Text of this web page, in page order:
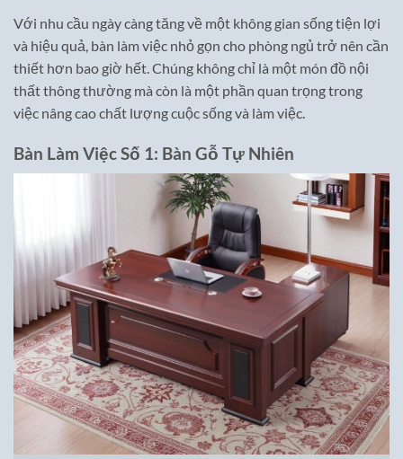
Với nhu cầu ngày càng tăng về một không gian sống tiện lợi
và hiệu quả, bàn làm việc nhỏ gọn cho phòng ngủ trở nên cần
thiết hơn bao giờ hết. Chúng không chỉ là một món đồ nội
thất thông thường mà còn là một phần quan trọng trong
việc nâng cao chất lượng cuộc sống và làm việc.
Bàn Làm Việc Số 1: Bàn Gỗ Tự Nhiên